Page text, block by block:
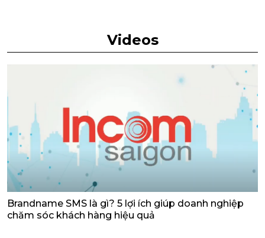
Videos
Brandname SMS là gì? 5 lợi ích giúp doanh nghiệp
chăm sóc khách hàng hiệu quả